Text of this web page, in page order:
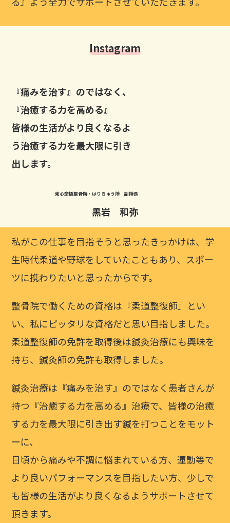
Instagram
『痛みを治す』のではなく、
『治癒する力を高める』
皆様の生活がより良くなるよ
う治癒する力を最大限に引き
出します。
東心斎橋整骨院・はりきゅう院 副院長
黒岩 和弥
私がこの仕事を目指そうと思ったきっかけは、学
生時代柔道や野球をしていたこともあり、スポー
ツに携わりたいと思ったからです。
整骨院で働くための資格は『柔道整復師』とい
い、私にピッタリな資格だと思い目指しました。
柔道整復師の免許を取得後は鍼灸治療にも興味を
持ち、鍼灸師の免許も取得しました。
鍼灸治療は『痛みを治す』のではなく患者さんが
持つ『治癒する力を高める』治療で、皆様の治癒
する力を最大限に引き出す鍼を打つことをモット
ーに、
日頃から痛みや不調に悩まれている方、運動等で
より良いパフォーマンスを目指したい方、少しで
も皆様の生活がより良くなるようサポートさせて
頂きます。